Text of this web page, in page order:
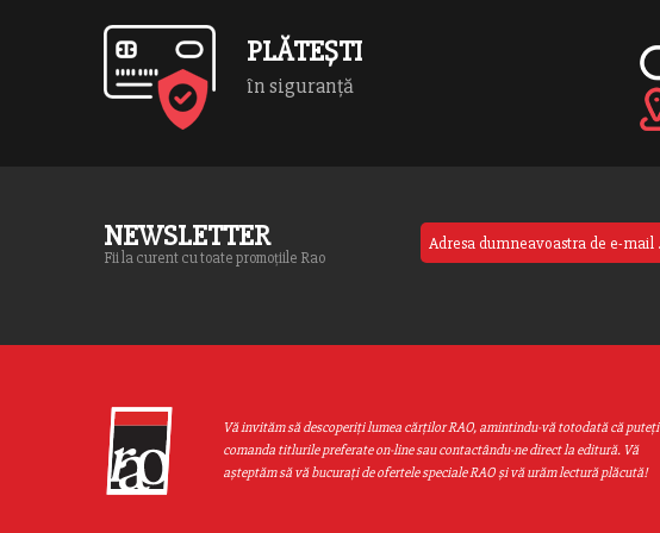
PLĂTEȘTI
în siguranță
NEWSLETTER
Fii la curent cu toate promoțiile Rao
Vă invităm să descoperiţi lumea cărţilor RAO, amintindu-vă totodată că puteţi
comanda titlurile preferate on-line sau contactându-ne direct la editură. Vă
aşteptăm să vă bucuraţi de ofertele speciale RAO şi vă urăm lectură plăcută!